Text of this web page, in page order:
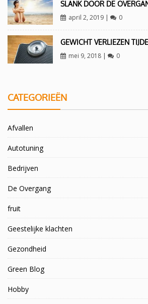
SLANK DOOR DE
april 2, 2019| 0
GEWICHT VERLIEZEN
mei 9, 2018| 0
CATEGORIEËN
Afvallen
Autotuning
Bedrijven
De Overgang
fruit
Geestelijke klachten
Gezondheid
Green Blog
Hobby